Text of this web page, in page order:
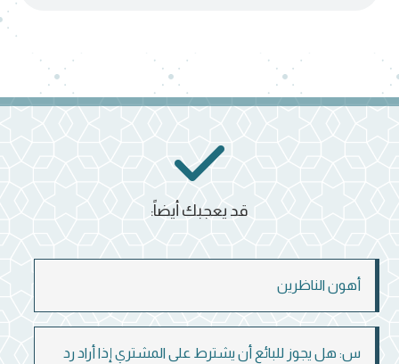
أهون الناظرين
س: هل يجوز للبائع أن يشترط على المشتري إذا أراد رد
قد يعجبك أيضاً: